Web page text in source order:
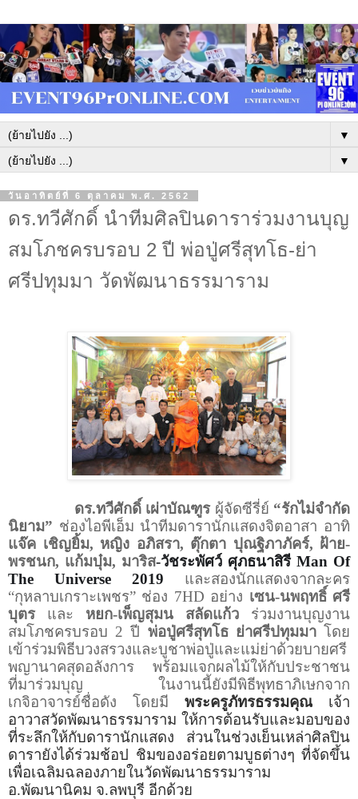
▼
▼
วันอาทิตย์ที่ 6 ตุลาคม พ.ศ. 2562
ดร.ทวีศักดิ์ นำทีมศิลปินดาราร่วมงานบุญ
สมโภชครบรอบ 2 ปี พ่อปู่ศรีสุทโธ-ย่า
ศรีปทุมมา วัดพัฒนาธรรมาราม
ดร.ทวีศักดิ์ เผ่าบัณฑูรผู้จัดซีรี่ย์ “รักไม่จำกัด
นิยาม” ช่องไอพีเอ็ม นำทีมดารานักแสดงจิตอาสา อาทิ
แจ๊ค เชิญยิ้ม, หญิง อภิสรา, ตุ๊กตา ปุณฐิภาภัคร์, ฝ้าย-
พรชนก, แก้มบุ๋ม, มาริส-วัชระพัศว์ ศุภธนาสิรี Man Of
The Universe 2019
และสองนักแสดงจากละคร
“กุหลาบเกราะเพชร” ช่อง 7HD อย่าง เซน-นพฤทธิ์ ศรี
บุตรและ หยก-เพ็ญสุมน สลัดแก้ว ร่วมงานบุญงาน
สมโภชครบรอบ 2 ปี พ่อปู่ศรีสุทโธ ย่าศรีปทุมมาโดย
เข้าร่วมพิธีบวงสรวงและบูชาพ่อปู่และแม่ย่าด้วยบายศรี
พญานาคสุดอลังการ พร้อมแจกผลไม้ให้กับประชาชน
ที่มาร่วมบุญ ในงานนี้ยังมีพิธีพุทธาภิเษกจาก
เกจิอาจารย์ชื่อดัง โดยมี พระครูภัทรธรรมคุณ เจ้า
อาวาสวัดพัฒนาธรรมาราม ให้การต้อนรับและมอบของ
ที่ระลึกให้กับดารานักแสดง ส่วนในช่วงเย็นเหล่าศิลปิน
ดารายังได้ร่วมช้อป ชิมของอร่อยตามบูธต่างๆ ที่จัดขึ้น
เพื่อเฉลิมฉลองภายในวัดพัฒนาธรรมาราม
อ.พัฒนานิคม จ.ลพบุรี อีกด้วย